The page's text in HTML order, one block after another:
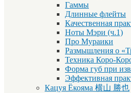
Гаммы
Длинные флейты
Качественная
Ноты Мэри (ч.1)
Про Мураики
Размышления о
Техника Коро-
Форма губ при
Эффективная
Кацуя Ёкояма 横山 勝也